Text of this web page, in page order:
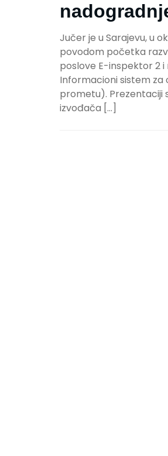
Jučer je u Sarajevu, u
povodom početka
poslove E-inspektor 2
Informacioni sistem
prometu). Prezentaciji
izvođača […]